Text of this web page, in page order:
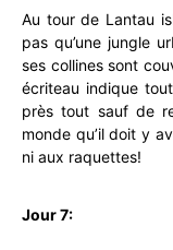
Au tour de Lantau
pas qu’une jungle
ses collines sont
écriteau indique
près tout sauf de
monde qu’il doit y
ni aux raquettes!
Jour 7: